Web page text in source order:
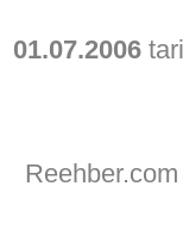
01.07.2006